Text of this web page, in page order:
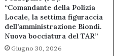
“Comandante della Polizia
Locale, la settima figuraccia
dell’amministrazione Biondi.
Nuova bocciatura del TAR”
Giugno 30, 2026